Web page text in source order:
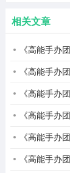
相关文章
《高能手办
《高能手办
《高能手办
《高能手办
《高能手办
《高能手办